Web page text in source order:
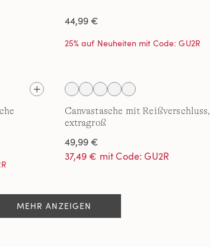
44,99 €
25% auf Neuheiten mit Code: GU2R
Canvastasche mit Reißverschluss,
extragroß
49,99 €
37,49 € mit Code: GU2R
MEHR ANZEIGEN